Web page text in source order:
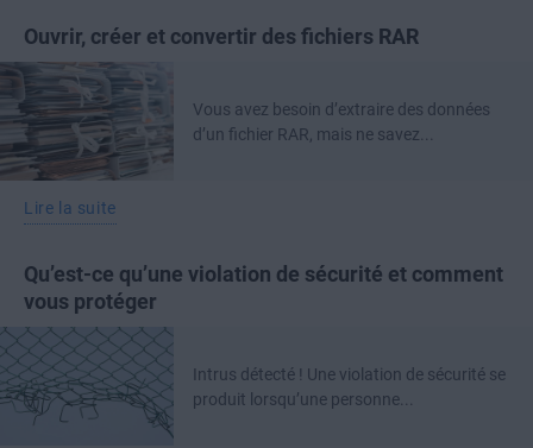
Ouvrir, créer et convertir des fichiers RAR
Vous avez besoin d’extraire des données
d’un fichier RAR, mais ne savez...
Lire la suite
Qu’est-ce qu’une violation de sécurité et comment
vous protéger
Intrus détecté ! Une violation de sécurité se
produit lorsqu’une personne...